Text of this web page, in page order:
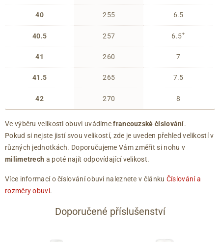
40
40.5
41
41.5
42
255
257
260
265
270
6.5
6.5+
7
7.5
8
Ve výběru velikosti obuvi uvádímefrancouzské číslování.
Pokud si nejste jistí svou velikostí, zde je uveden přehled velikostí v
různých jednotkách. Doporučujeme Vám změřit si nohu v
milimetrech a poté najít odpovídající velikost.
Více informací o číslování obuvi naleznete v článku Číslování a
rozměry obuvi.
Doporučené příslušenství